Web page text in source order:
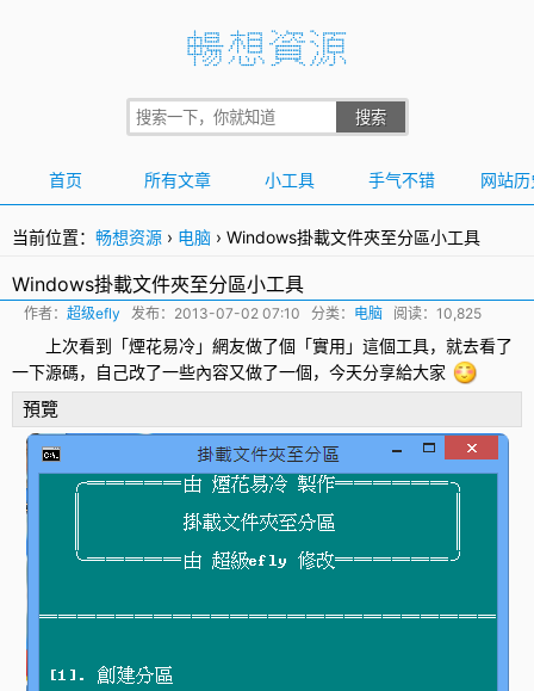
首页 所有文章 小工具 手气不错 网站历
当前位置： 畅想资源 › 电脑 › Windows掛載文件夾至分區小工具
Windows掛載文件夾至分區小工具
作者： 超级efly 发布： 2013-07-02 07:10 分类： 电脑 阅读：10,825
上次看到「煙花易冷」網友做了個「實用」這個工具，就去看了
一下源碼，自己改了一些內容又做了一個，今天分享給大家
預覽